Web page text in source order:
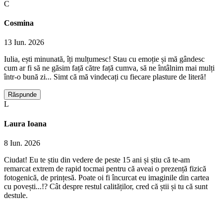
C
Cosmina
13 Iun. 2026
Iulia, ești minunată, îți mulțumesc! Stau cu emoție și mă gândesc
cum ar fi să ne găsim față către față cumva, să ne întâlnim mai mulți
într-o bună zi... Simt că mă vindecați cu fiecare plasture de literă!
Răspunde
L
Laura Ioana
8 Iun. 2026
Ciudat! Eu te știu din vedere de peste 15 ani și știu că te-am
remarcat extrem de rapid tocmai pentru că aveai o prezență fizică
fotogenică, de prințesă. Poate oi fi încurcat eu imaginile din cartea
cu povești...!? Cât despre restul calităților, cred că știi și tu că sunt
destule.